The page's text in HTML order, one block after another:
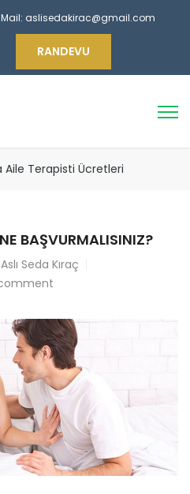
aslisedakirac@gmail.com
RANDEVU
Aile Terapisti Ücretleri
BAŞVURMALISINIZ?
Seda Kıraç